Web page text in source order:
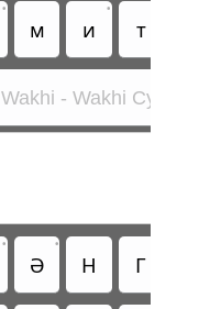
•
м и
•
т
Wakhi - Wakhi Cyrillic
•
Ə
•
Н Г